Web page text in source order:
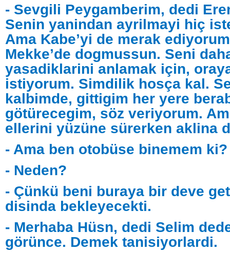
- Sevgili Peygamberim, dedi
Senin yanindan ayrilmayi hiç
Ama Kabe’yi de merak
Mekke’de dogmussun. Seni
yasadiklarini anlamak için,
istiyorum. Simdilik hosça kal.
kalbimde, gittigim her yere
götürecegim, söz veriyorum.
ellerini yüzüne sürerken aklina
- Ama ben otobüse binemem ki?
- Neden?
- Çünkü beni buraya bir deve
disinda bekleyecekti.
- Merhaba Hüsn, dedi Selim
görünce. Demek tanisiyorlardi.